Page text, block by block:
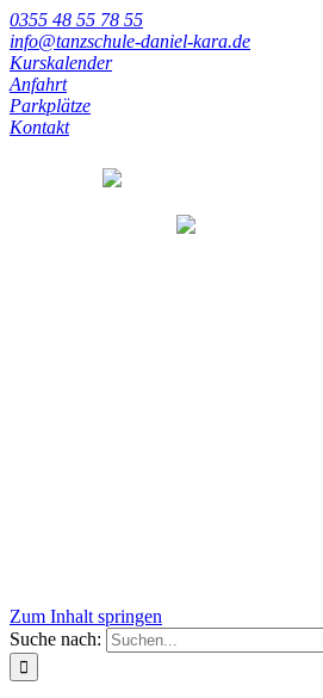
0355 48 55 78 55
info@tanzschule-daniel-kara.de
Kurskalender
Anfahrt
Parkplätze
Kontakt
Zum Inhalt springen
Suche nach: